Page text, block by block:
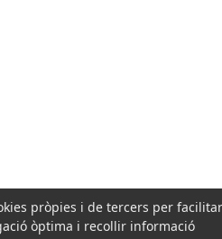
pròpies i de tercers per
òptima i recollir informació